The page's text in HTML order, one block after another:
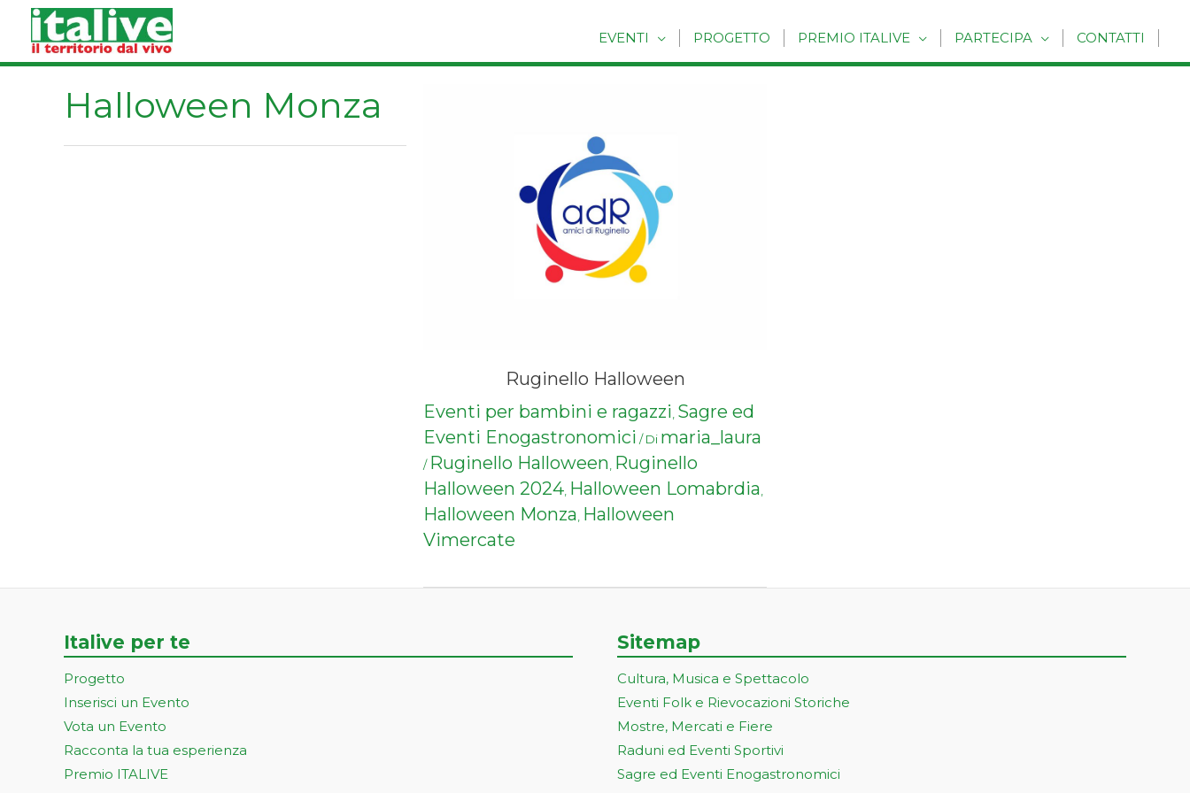
contenuto
EVENTI PROGETTO PREMIO ITALIVE PARTECIPA CONTATTI
Halloween Monza
Ruginello Halloween
Eventi per bambini e ragazzi, Sagre ed
Eventi Enogastronomici / Di maria_laura
/ Ruginello Halloween, Ruginello
Halloween 2024, Halloween Lomabrdia,
Halloween Monza, Halloween
Vimercate
Italive per te
Progetto
Inserisci un Evento
Vota un Evento
Racconta la tua esperienza
Premio ITALIVE
Sitemap
Cultura, Musica e Spettacolo
Eventi Folk e Rievocazioni Storiche
Mostre, Mercati e Fiere
Raduni ed Eventi Sportivi
Sagre ed Eventi Enogastronomici